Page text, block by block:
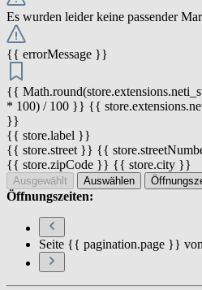
Es wurden leider keine passender
{{ errorMessage }}
{{
* 100) / 100 }} {{
}}
{{ store.label }}
{{ store.street }} {{
{{ store.zipCode }} {{ store.city }}
Ausgewählt Auswählen
Öffnungszeiten:
Seite {{ pagination.page }}